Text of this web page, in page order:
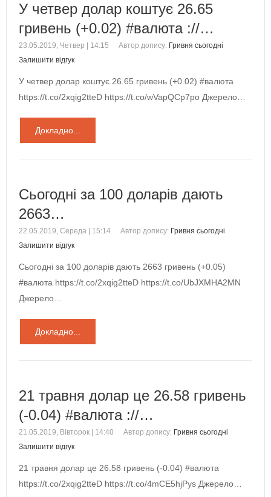
У четвер долар коштує 26.65
гривень (+0.02) #валюта ://…
23.05.2019, Четвер | 14:15 Автор допису: Гривня сьогодні
Залишити відгук
У четвер долар коштує 26.65 гривень (+0.02) #валюта
https://t.co/2xqig2tteD https://t.co/wVapQCp7po Джерело…
Докладно...
Сьогодні за 100 доларів дають
2663…
22.05.2019, Середа | 15:14 Автор допису: Гривня сьогодні
Залишити відгук
Сьогодні за 100 доларів дають 2663 гривень (+0.05)
#валюта https://t.co/2xqig2tteD https://t.co/UbJXMHA2MN
Джерело…
Докладно...
21 травня долар це 26.58 гривень
(-0.04) #валюта ://…
21.05.2019, Вівторок | 14:40 Автор допису: Гривня сьогодні
Залишити відгук
21 травня долар це 26.58 гривень (-0.04) #валюта
https://t.co/2xqig2tteD https://t.co/4mCE5hjPys Джерело…